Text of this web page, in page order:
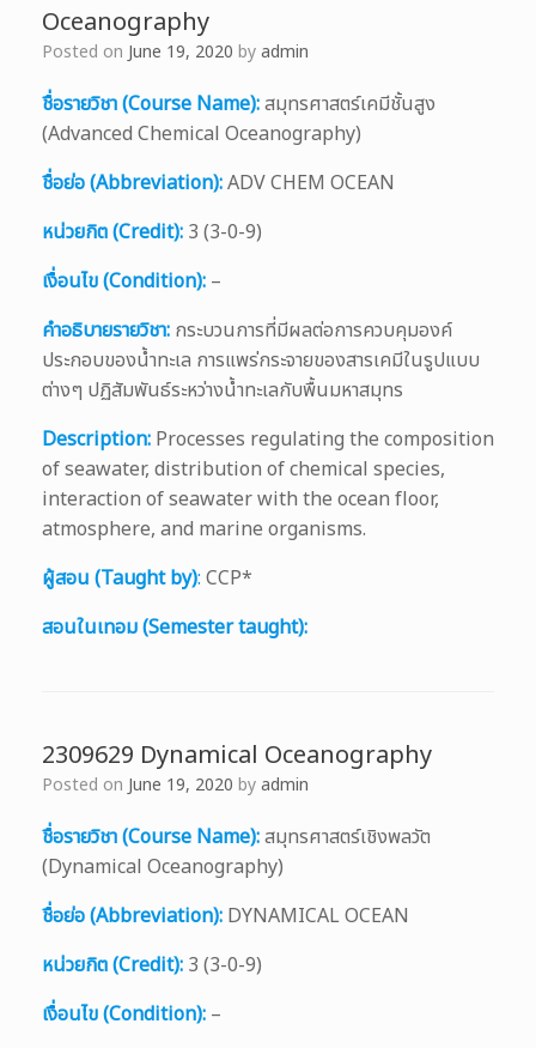
Oceanography
Posted on June 19, 2020 byadmin
ชื่อรายวิชา (Course Name):สมุทรศาสตร์เคมีชั้นสูง
(Advanced Chemical Oceanography)
ชื่อย่อ (Abbreviation):ADV CHEM OCEAN
หน่วยกิต (Credit): 3 (3-0-9)
เงื่อนไข (Condition): –
คำอธิบายรายวิชา: กระบวนการที่มีผลต่อการควบคุมองค์
ประกอบของน้ำทะเล การแพร่กระจายของสารเคมีในรูปแบบ
ต่างๆ ปฏิสัมพันธ์ระหว่างน้ำทะเลกับพื้นมหาสมุทร
Description: Processes regulating the composition
of seawater, distribution of chemical species,
interaction of seawater with the ocean floor,
atmosphere, and marine organisms.
ผู้สอน (Taught by): CCP*
สอนในเทอม (Semester taught):
2309629 Dynamical Oceanography
Posted on June 19, 2020 byadmin
ชื่อรายวิชา (Course Name):สมุทรศาสตร์เชิงพลวัต
(Dynamical Oceanography)
ชื่อย่อ (Abbreviation): DYNAMICAL OCEAN
หน่วยกิต (Credit): 3 (3-0-9)
เงื่อนไข (Condition): –